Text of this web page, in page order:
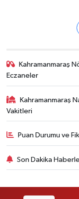
Kahramanmaraş
Eczaneler
Kahramanmaraş
Vakitleri
Puan Durumu ve
Son Dakika